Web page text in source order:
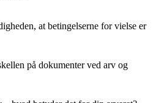
at betingelserne for vielse er
på dokumenter ved arv og